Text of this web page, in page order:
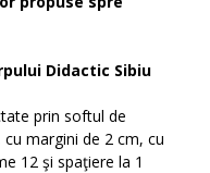
Didactic Sibiu
prin softul de
margini de 2 cm, cu
12 şi spaţiere la 1